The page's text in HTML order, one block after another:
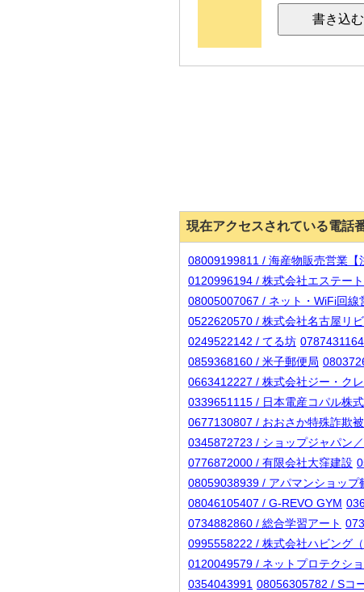
現在アクセスされている電話
08009199811 / 海産物販売営業【
0120996194 / 株式会社エステー
08005007067 / ネット・WiFi回線
0522620570 / 株式会社名古屋リ
0249522142 / てる坊 0787431164
0859368160 / 米子郵便局
0663412227 / 株式会社ジー・クレ
0339651115 / 日本電産コパル株
0677130807 / おおさか特殊詐欺
0345872723 / ショップジャパン
0776872000 / 有限会社大窪建設
08059038939 / アパマンショップ
08046105407 / G-REVO GYM
0734882860 / 総合学習アート
0995558222 / 株式会社ハビング（
0120049579 / ネットプロテクシ
0354043991 08056305782 / Sコ